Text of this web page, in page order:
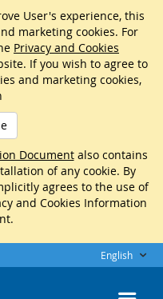
User's experience, this
marketing cookies. For
Privacy and Cookies
If you wish to agree to
and marketing cookies,
Documentalso contains
of any cookie. By
agrees to the use of
and Cookies Information
English